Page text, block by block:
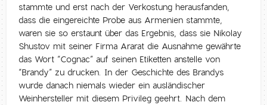
stammte und erst nach der Verkostung herausfanden,
dass die eingereichte Probe aus Armenien stammte,
waren sie so erstaunt über das Ergebnis, dass sie Nikolay
Shustov mit seiner Firma Ararat die Ausnahme gewährte
das Wort “Cognac” auf seinen Etiketten anstelle von
“Brandy” zu drucken. In der Geschichte des Brandys
wurde danach niemals wieder ein ausländischer
Weinhersteller mit diesem Privileg geehrt. Nach dem